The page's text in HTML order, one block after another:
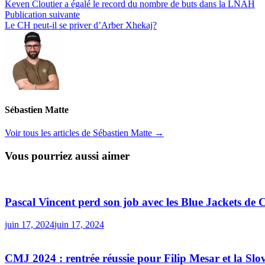
de
l’article
précédente :
Keven Cloutier a égalé le record du nombre de buts dans la LNAH
Publication suivantePublication
suivante :
Le CH peut-il se priver d’Arber Xhekaj?
Sébastien Matte
Voir tous les articles de Sébastien Matte →
Vous pourriez aussi aimer
Pascal Vincent perd son job avec les Blue Jackets de
juin 17, 2024juin 17, 2024
CMJ 2024 : rentrée réussie pour Filip Mesar et la